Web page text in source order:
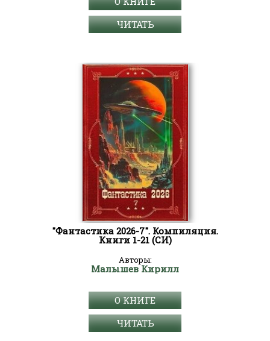
ЧИТАТЬ
"Фантастика 2026-7". Компиляция.
Книги 1-21 (СИ)
Авторы:
Малышев Кирилл
О КНИГЕ
ЧИТАТЬ